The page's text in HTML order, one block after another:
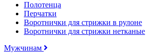
Полотенца
Перчатки
Воротнички для стрижки в рулоне
Воротнички для стрижки нетканые
Мужчинам